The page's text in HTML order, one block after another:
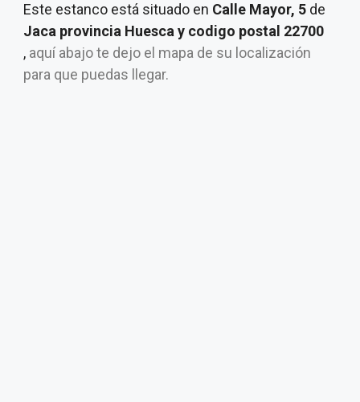
Este estanco está situado en Calle Mayor, 5 de
Jaca provincia Huesca y codigo postal 22700
, aquí abajo te dejo el mapa de su localización
para que puedas llegar.